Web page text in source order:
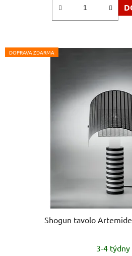
DOPRAVA ZDARMA
Shogun tavolo
3-4 týdny